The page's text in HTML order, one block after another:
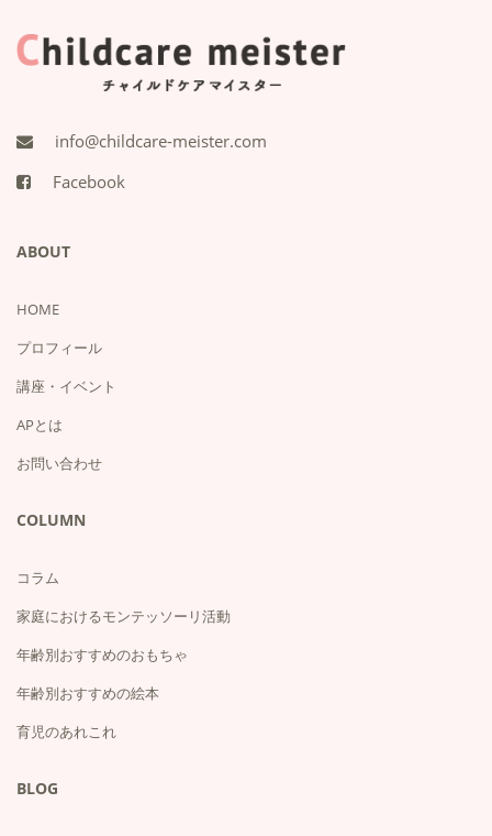
info@childcare-meister.com
Facebook
ABOUT
HOME
プロフィール
講座・イベント
APとは
お問い合わせ
COLUMN
コラム
家庭におけるモンテッソーリ活動
年齢別おすすめのおもちゃ
年齢別おすすめの絵本
育児のあれこれ
BLOG